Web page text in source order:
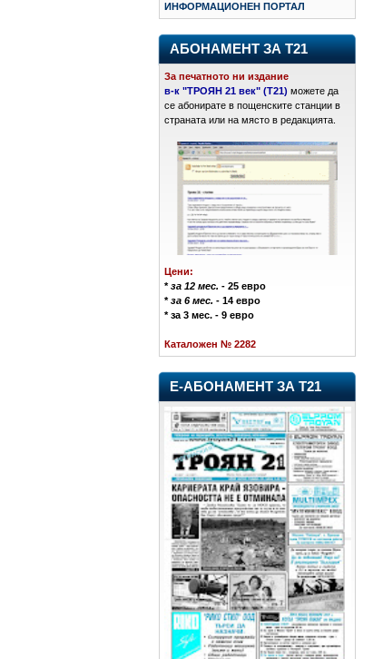
ИНФОРМАЦИОНЕН ПОРТАЛ
АБОНАМЕНТ ЗА Т21
За печатното ни издание
в-к "ТРОЯН 21 век" (Т21) можете да
се абонирате в пощенските станции в
страната или на място в редакцията.
Цени:
*за 12 мес. - 25 евро
*за 6 мес. - 14 евро
* за 3 мес. - 9 евро
Каталожен № 2282
Е-АБОНАМЕНТ ЗА Т21